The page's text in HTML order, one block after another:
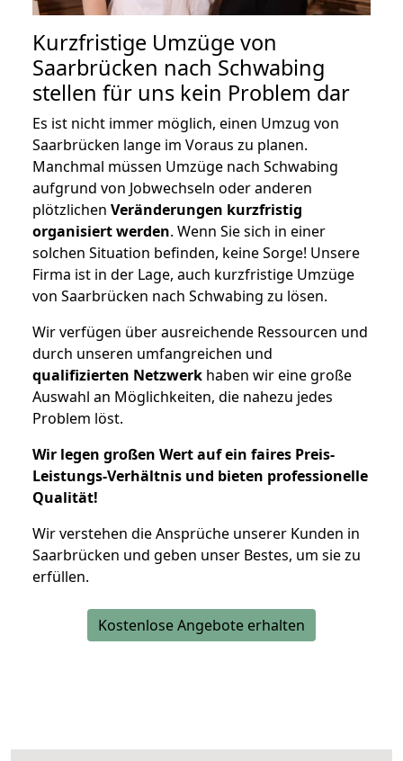
Kurzfristige Umzüge von
Saarbrücken nach Schwabing
stellen für uns kein Problem dar
Es ist nicht immer möglich, einen Umzug von
Saarbrücken lange im Voraus zu planen.
Manchmal müssen Umzüge nach Schwabing
aufgrund von Jobwechseln oder anderen
plötzlichen Veränderungen kurzfristig
organisiert werden. Wenn Sie sich in einer
solchen Situation befinden, keine Sorge! Unsere
Firma ist in der Lage, auch kurzfristige Umzüge
von Saarbrücken nach Schwabing zu lösen.
Wir verfügen über ausreichende Ressourcen und
durch unseren umfangreichen und
qualifizierten Netzwerk haben wir eine große
Auswahl an Möglichkeiten, die nahezu jedes
Problem löst.
Wir legen großen Wert auf ein faires Preis-
Leistungs-Verhältnis und bieten professionelle
Qualität!
Wir verstehen die Ansprüche unserer Kunden in
Saarbrücken und geben unser Bestes, um sie zu
erfüllen.
Kostenlose Angebote erhalten